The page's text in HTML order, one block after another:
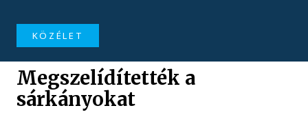
KÖZÉLET
Megszelídítették a
sárkányokat